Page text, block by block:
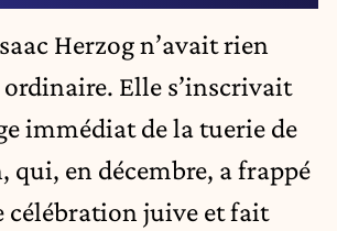
Herzog n’avait rien
ordinaire. Elle s’inscrivait
immédiat de la tuerie de
qui, en décembre, a frappé
célébration juive et fait